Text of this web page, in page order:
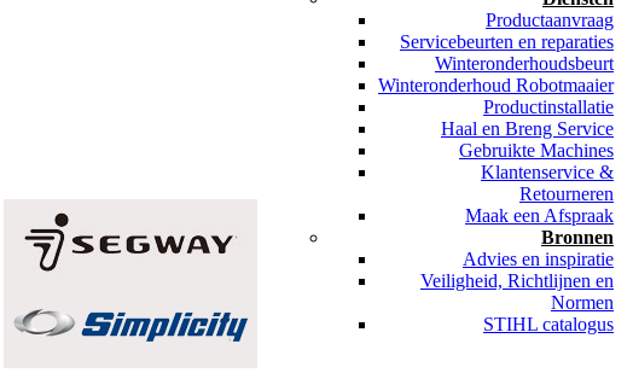
Productaanvraag
Servicebeurten en reparaties
Winteronderhoudsbeurt
Winteronderhoud Robotmaaier
Productinstallatie
Haal en Breng Service
Gebruikte Machines
Klantenservice &
Retourneren
Maak een Afspraak
Bronnen
Advies en inspiratie
Veiligheid, Richtlijnen en
Normen
STIHL catalogus